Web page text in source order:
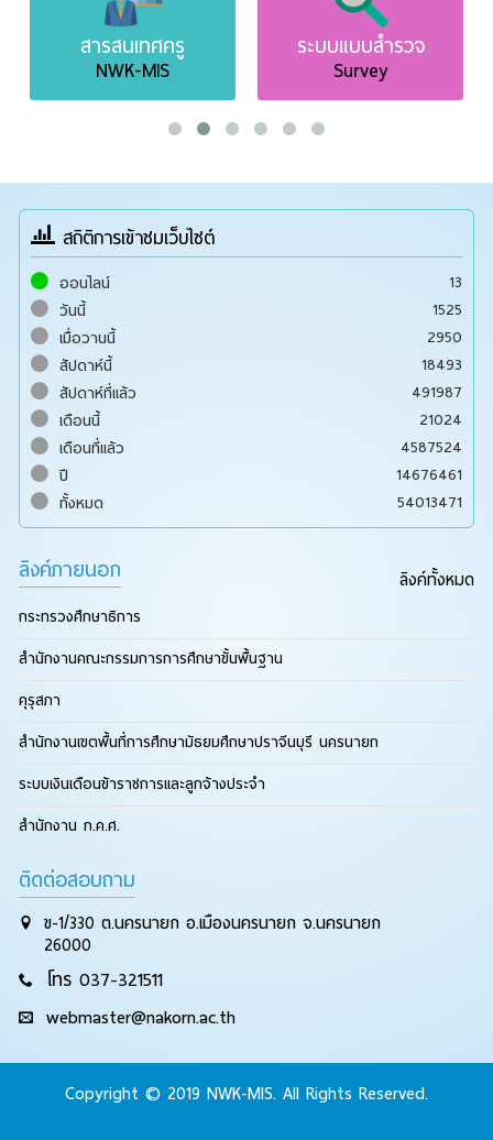
สารสนเทศครู
NWK-MIS
ระบบแบบสำรวจ
Survey
สถิติการเข้าชมเว็บไซต์
ออนไลน์
13
วันนี้
1525
เมื่อวานนี้
2950
สัปดาห์นี้
18493
สัปดาห์ที่แล้ว
491987
เดือนนี้
21024
เดือนที่แล้ว
4587524
ปี
14676461
ทั้งหมด
54013471
ลิงค์ภายนอก ลิงค์ทั้งหมด
กระทรวงศึกษาธิการ
สำนักงานคณะกรรมการการศึกษาขั้นพื้นฐาน
คุรุสภา
สำนักงานเขตพื้นที่การศึกษามัธยมศึกษาปราจีนบุรี นครนายก
ระบบเงินเดือนข้าราชการและลูกจ้างประจำ
สำนักงาน ก.ค.ศ.
ติดต่อสอบถาม
ข-1/330 ต.นครนายก อ.เมืองนครนายก จ.นครนายก
26000
โทร 037-321511
webmaster@nakorn.ac.th
Copyright © 2019 NWK-MIS. All Rights Reserved.